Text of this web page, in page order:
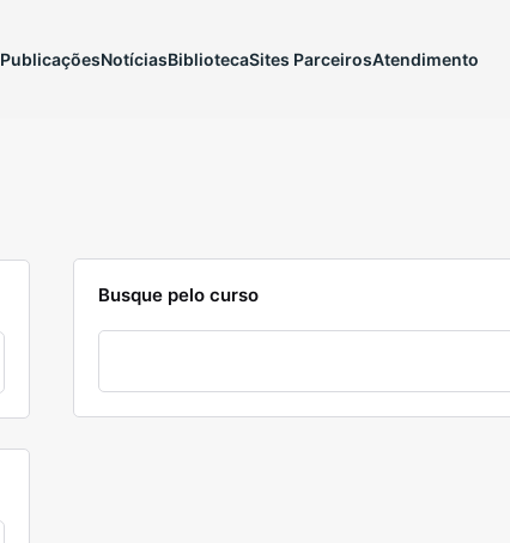
PublicaçõesNotíciasBibliotecaSites ParceirosAtendimento
Busque pelo curso